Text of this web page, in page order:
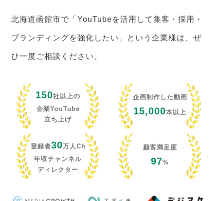
北海道函館市で「YouTubeを活用して集客・採用・
ブランディングを強化したい」という企業様は、ぜ
ひ一度ご相談ください。
150社以上の
企業YouTube
立ち上げ
企画制作した動画
15,000本以上
登録者30万人Ch
年収チャンネル
ディレクター
顧客満足度
97%